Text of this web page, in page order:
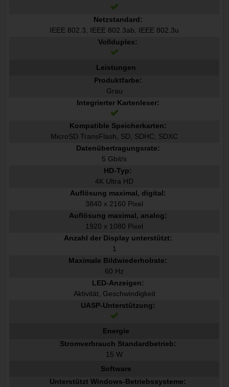
Netzstandard:
IEEE 802.3, IEEE 802.3ab, IEEE 802.3u
Vollduplex:
Leistungen
Produktfarbe:
Grau
Integrierter Kartenleser:
Kompatible Speicherkarten:
MicroSD TransFlash, SD, SDHC, SDXC
Datenübertragungsrate:
5 Gbit/s
HD-Typ:
4K Ultra HD
Auflösung maximal, digital:
3840 x 2160 Pixel
Auflösung maximal, analog:
1920 x 1080 Pixel
Anzahl der Display unterstützt:
1
Maximale Bildwiederholrate:
60 Hz
LED-Anzeigen:
Aktivität, Geschwindigkeit
UASP-Unterstützung:
Energie
Stromverbrauch Standardbetrieb:
15 W
Software
Unterstützt Windows-Betriebssysteme: